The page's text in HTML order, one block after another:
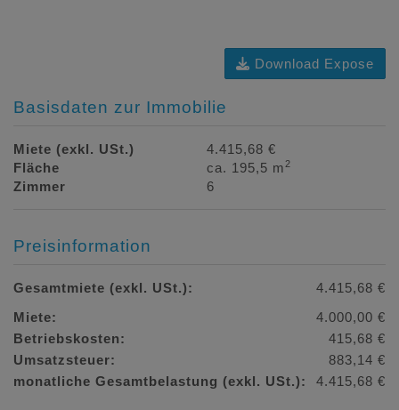
Download Expose
Basisdaten zur Immobilie
Miete (exkl. USt.)
4.415,68 €
Fläche
ca. 195,5 m2
Zimmer 6
Preisinformation
Gesamtmiete (exkl. USt.):
4.415,68 €
Miete:
4.000,00 €
Betriebskosten:
415,68 €
Umsatzsteuer:
883,14 €
monatliche Gesamtbelastung (exkl. USt.):
4.415,68 €